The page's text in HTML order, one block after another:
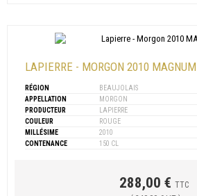
LAPIERRE - MORGON 2010 MAGNUM
RÉGION
BEAUJOLAIS
APPELLATION
MORGON
PRODUCTEUR
LAPIERRE
COULEUR
ROUGE
MILLÉSIME
2010
CONTENANCE
150 CL
288,00 € TTC